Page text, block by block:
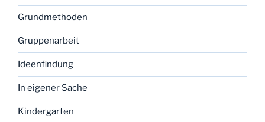
Grundmethoden
Gruppenarbeit
Ideenfindung
In eigener Sache
Kindergarten